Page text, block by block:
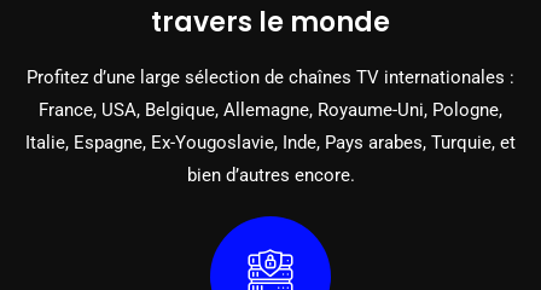
travers le monde
Profitez d’une large sélection de chaînes TV internationales :
France, USA, Belgique, Allemagne, Royaume-Uni, Pologne,
Italie, Espagne, Ex-Yougoslavie, Inde, Pays arabes, Turquie, et
bien d’autres encore.